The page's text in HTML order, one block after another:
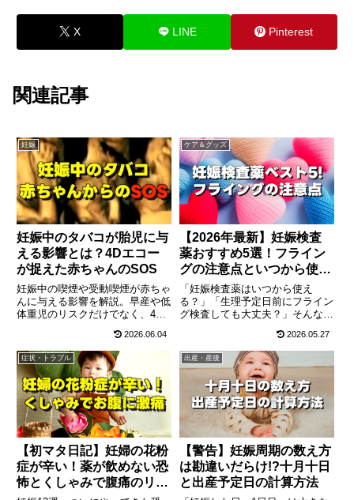
X LINE Pinterest
関連記事
妊娠
妊娠中のタバコが胎児に与
える影響とは？4Dエコー
が捉えた赤ちゃんのSOS
妊娠中の喫煙や受動喫煙が赤ちゃ
んに与える影響を解説。早産や低
体重児のリスクだけでなく、4D
む胎児の様子や、見落としがちな
三次喫煙の危険性、今すぐできる
対策をまとめました。
2026.06.04
ケア＆グッズ
【2026年最新】妊娠検査
薬おすすめ5選！フライン
グの注意点といつから使え
るか
「妊娠検査薬はいつから使え
る？」「生理予定日前にフライン
グ検査しても大丈夫？」そんなプ
のタイミングと、早く知りたい・
結果を残したいなどの目的別おす
すめ妊娠検査薬（ドゥーテスト、
チェックワン等）を徹底解説。陽
性反応後にすぐやるべき必須の準
備もまとめました。
2026.05.27
症状・トラブル
【初マタ日記】妊婦の花粉
症が辛い！薬が飲めない恐
怖とくしゃみで腹痛のリア
出産・産後
【警告】妊娠周期の数え方
は勘違いだらけ!?十月十日
と出産予定日の計算方法